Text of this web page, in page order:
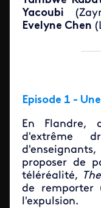
Yacoubi
Evelyne Chen
Episode 1 -
En Flandre,
d'extrême
proposer de
téléréalité,
de
l'expulsion.